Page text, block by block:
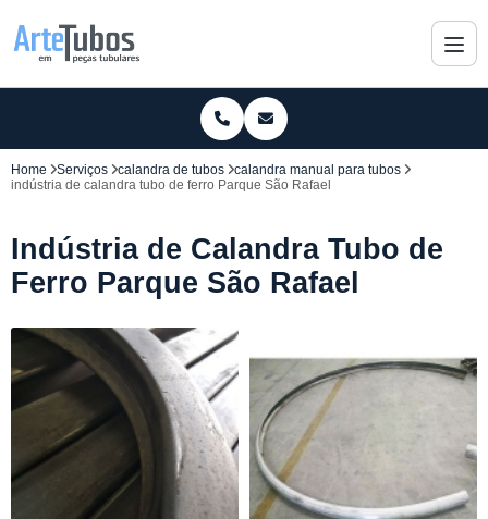
Home Serviços calandra de tubos
calandra manual para tubos
indústria de calandra tubo de ferro Parque São Rafael
Indústria de Calandra Tubo de
Ferro Parque São Rafael